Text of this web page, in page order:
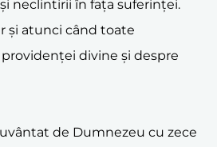
neclintirii în fața suferinței.
și atunci când toate
divine și despre
de Dumnezeu cu zece